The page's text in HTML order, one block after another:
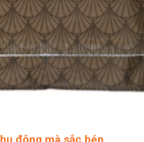
động mà sắc bén